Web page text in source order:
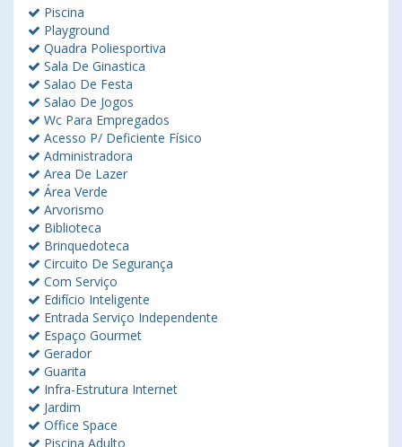
Piscina
Playground
Quadra Poliesportiva
Sala De Ginastica
Salao De Festa
Salao De Jogos
Wc Para Empregados
Acesso P/ Deficiente Físico
Administradora
Area De Lazer
Área Verde
Arvorismo
Biblioteca
Brinquedoteca
Circuito De Segurança
Com Serviço
Edifício Inteligente
Entrada Serviço Independente
Espaço Gourmet
Gerador
Guarita
Infra-Estrutura Internet
Jardim
Office Space
Piscina Adulto